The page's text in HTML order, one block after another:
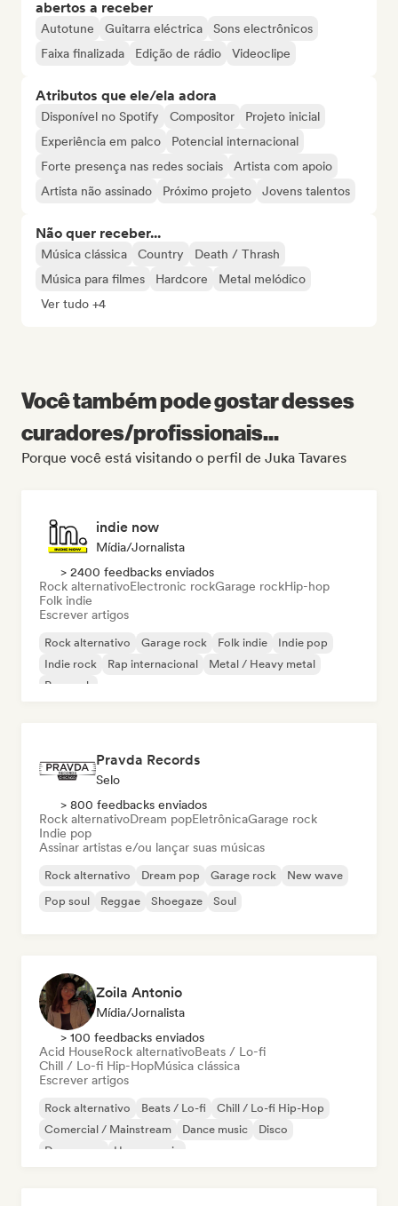
abertos a receber
Autotune Guitarra eléctrica
Sons electrônicos
Faixa finalizada
Edição de rádio Videoclipe
Atributos que ele/ela adora
Disponível no Spotify Compositor
Projeto inicial
Experiência em palco
Potencial internacional
Forte presença nas redes sociais
Artista com apoio
Artista não assinado
Próximo projeto Jovens talentos
Não quer receber...
Música clássica Country
Death / Thrash
Música para filmes
Hardcore
Metal melódico
Ver tudo +4
Você também pode gostar desses
curadores/profissionais...
Porque você está visitando o perfil de Juka Tavares
indie now
Mídia/Jornalista
> 2400 feedbacks enviados
Rock alternativoElectronic rockGarage rockHip-hop
Folk indie
Escrever artigos
Rock alternativo Garage rock Folk indie
Indie pop
Indie rock
Rap internacional
Metal / Heavy metal
Pop rock
Pravda Records
Selo
> 800 feedbacks enviados
Rock alternativoDream popEletrônicaGarage rock
Indie pop
Assinar artistas e/ou lançar suas músicas
Rock alternativo Dream pop Garage rock
New wave
Pop soul
Reggae Shoegaze Soul
Zoila Antonio
Mídia/Jornalista
> 100 feedbacks enviados
Acid HouseRock alternativoBeats / Lo-fi
Chill / Lo-fi Hip-HopMúsica clássica
Escrever artigos
Rock alternativo Beats / Lo-fi
Chill / Lo-fi Hip-Hop
Comercial / Mainstream
Dance music
Disco
Dream pop
House music